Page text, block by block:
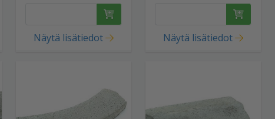
Näytä lisätiedot Näytä lisätiedot